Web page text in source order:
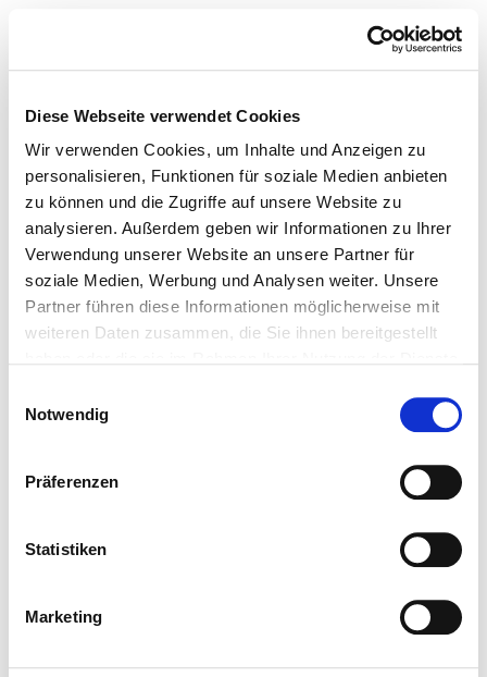
Diese Webseite verwendet Cookies
Wir verwenden Cookies, um Inhalte und Anzeigen zu
personalisieren, Funktionen für soziale Medien anbieten
zu können und die Zugriffe auf unsere Website zu
analysieren. Außerdem geben wir Informationen zu Ihrer
Verwendung unserer Website an unsere Partner für
soziale Medien, Werbung und Analysen weiter. Unsere
Partner führen diese Informationen möglicherweise mit
weiteren Daten zusammen, die Sie ihnen bereitgestellt
Notwendig
Präferenzen
Statistiken
Marketing